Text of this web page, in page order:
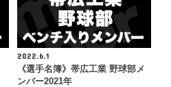
2022.6.1
《選手名簿》帯広工業 野球部メ
ンバー2021年